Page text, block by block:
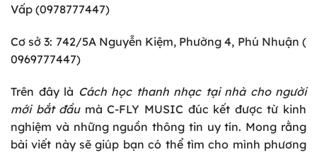
Vấp (0978777447)
Cơ sở 3: 742/5A Nguyễn Kiệm, Phường 4, Phú Nhuận (
0969777447)
Trên đây là Cách học thanh nhạc tại nhà cho người
mới bắt đầu mà C-FLY MUSIC đúc kết được từ kinh
nghiệm và những nguồn thông tin uy tín. Mong rằng
bài viết này sẽ giúp bạn có thể tìm cho mình phương